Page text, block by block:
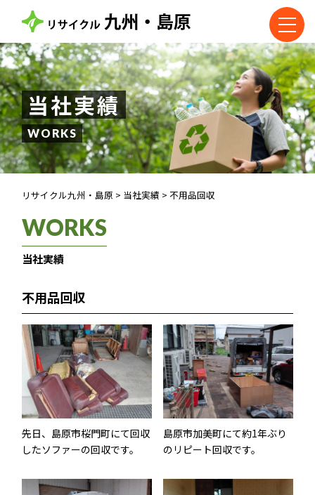
当社実績
WORKS
リサイクル九州・島原 > 当社実績 >不用品回収
WORKS
当社実績
不用品回収
先日、島原市桜門町にて回収
したソファーの回収です。
島原市加美町にて約1年ぶり
のリピート回収です。